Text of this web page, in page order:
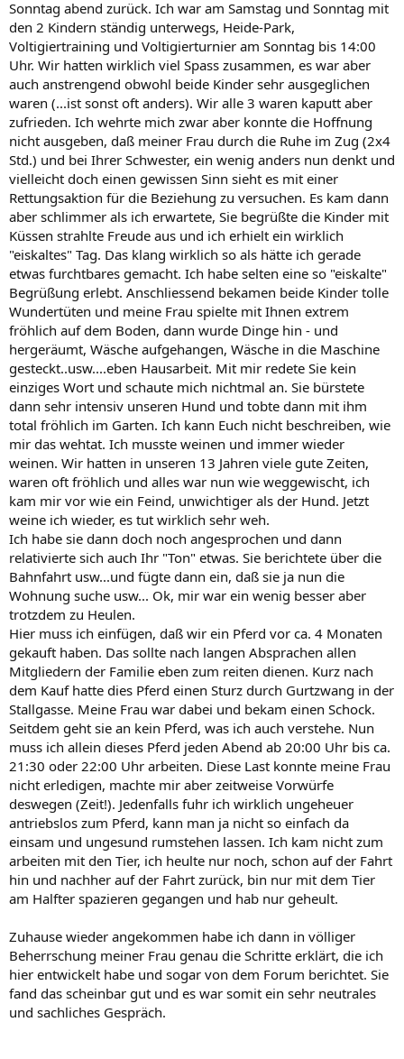
Sonntag abend zurück. Ich war am Samstag und Sonntag mit
den 2 Kindern ständig unterwegs, Heide-Park,
Voltigiertraining und Voltigierturnier am Sonntag bis 14:00
Uhr. Wir hatten wirklich viel Spass zusammen, es war aber
auch anstrengend obwohl beide Kinder sehr ausgeglichen
waren (...ist sonst oft anders). Wir alle 3 waren kaputt aber
zufrieden. Ich wehrte mich zwar aber konnte die Hoffnung
nicht ausgeben, daß meiner Frau durch die Ruhe im Zug (2x4
Std.) und bei Ihrer Schwester, ein wenig anders nun denkt und
vielleicht doch einen gewissen Sinn sieht es mit einer
Rettungsaktion für die Beziehung zu versuchen. Es kam dann
aber schlimmer als ich erwartete, Sie begrüßte die Kinder mit
Küssen strahlte Freude aus und ich erhielt ein wirklich
"eiskaltes" Tag. Das klang wirklich so als hätte ich gerade
etwas furchtbares gemacht. Ich habe selten eine so "eiskalte"
Begrüßung erlebt. Anschliessend bekamen beide Kinder tolle
Wundertüten und meine Frau spielte mit Ihnen extrem
fröhlich auf dem Boden, dann wurde Dinge hin - und
hergeräumt, Wäsche aufgehangen, Wäsche in die Maschine
gesteckt..usw....eben Hausarbeit. Mit mir redete Sie kein
einziges Wort und schaute mich nichtmal an. Sie bürstete
dann sehr intensiv unseren Hund und tobte dann mit ihm
total fröhlich im Garten. Ich kann Euch nicht beschreiben, wie
mir das wehtat. Ich musste weinen und immer wieder
weinen. Wir hatten in unseren 13 Jahren viele gute Zeiten,
waren oft fröhlich und alles war nun wie weggewischt, ich
kam mir vor wie ein Feind, unwichtiger als der Hund. Jetzt
weine ich wieder, es tut wirklich sehr weh.
Ich habe sie dann doch noch angesprochen und dann
relativierte sich auch Ihr "Ton" etwas. Sie berichtete über die
Bahnfahrt usw...und fügte dann ein, daß sie ja nun die
Wohnung suche usw... Ok, mir war ein wenig besser aber
trotzdem zu Heulen.
Hier muss ich einfügen, daß wir ein Pferd vor ca. 4 Monaten
gekauft haben. Das sollte nach langen Absprachen allen
Mitgliedern der Familie eben zum reiten dienen. Kurz nach
dem Kauf hatte dies Pferd einen Sturz durch Gurtzwang in der
Stallgasse. Meine Frau war dabei und bekam einen Schock.
Seitdem geht sie an kein Pferd, was ich auch verstehe. Nun
muss ich allein dieses Pferd jeden Abend ab 20:00 Uhr bis ca.
21:30 oder 22:00 Uhr arbeiten. Diese Last konnte meine Frau
nicht erledigen, machte mir aber zeitweise Vorwürfe
deswegen (Zeit!). Jedenfalls fuhr ich wirklich ungeheuer
antriebslos zum Pferd, kann man ja nicht so einfach da
einsam und ungesund rumstehen lassen. Ich kam nicht zum
arbeiten mit den Tier, ich heulte nur noch, schon auf der Fahrt
hin und nachher auf der Fahrt zurück, bin nur mit dem Tier
am Halfter spazieren gegangen und hab nur geheult.
Zuhause wieder angekommen habe ich dann in völliger
Beherrschung meiner Frau genau die Schritte erklärt, die ich
hier entwickelt habe und sogar von dem Forum berichtet. Sie
fand das scheinbar gut und es war somit ein sehr neutrales
und sachliches Gespräch.